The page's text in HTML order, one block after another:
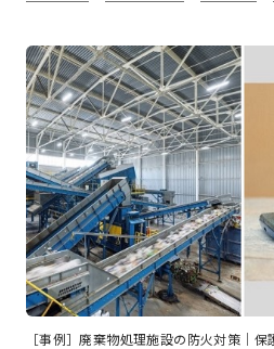
［事例］廃棄物処理施設の防火対策｜